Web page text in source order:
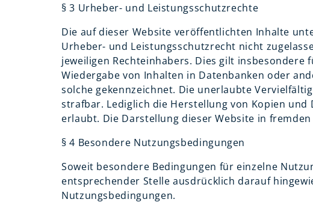
§ 3 Urheber- und Leistungsschutzrechte
Die auf dieser Website veröffentlichten Inhalte
Urheber- und Leistungsschutzrecht nicht
jeweiligen Rechteinhabers. Dies gilt
Wiedergabe von Inhalten in Datenbanken oder
solche gekennzeichnet. Die unerlaubte
strafbar. Lediglich die Herstellung von Kopien
erlaubt. Die Darstellung dieser Website in
§ 4 Besondere Nutzungsbedingungen
Soweit besondere Bedingungen für einzelne
entsprechender Stelle ausdrücklich darauf
Nutzungsbedingungen.